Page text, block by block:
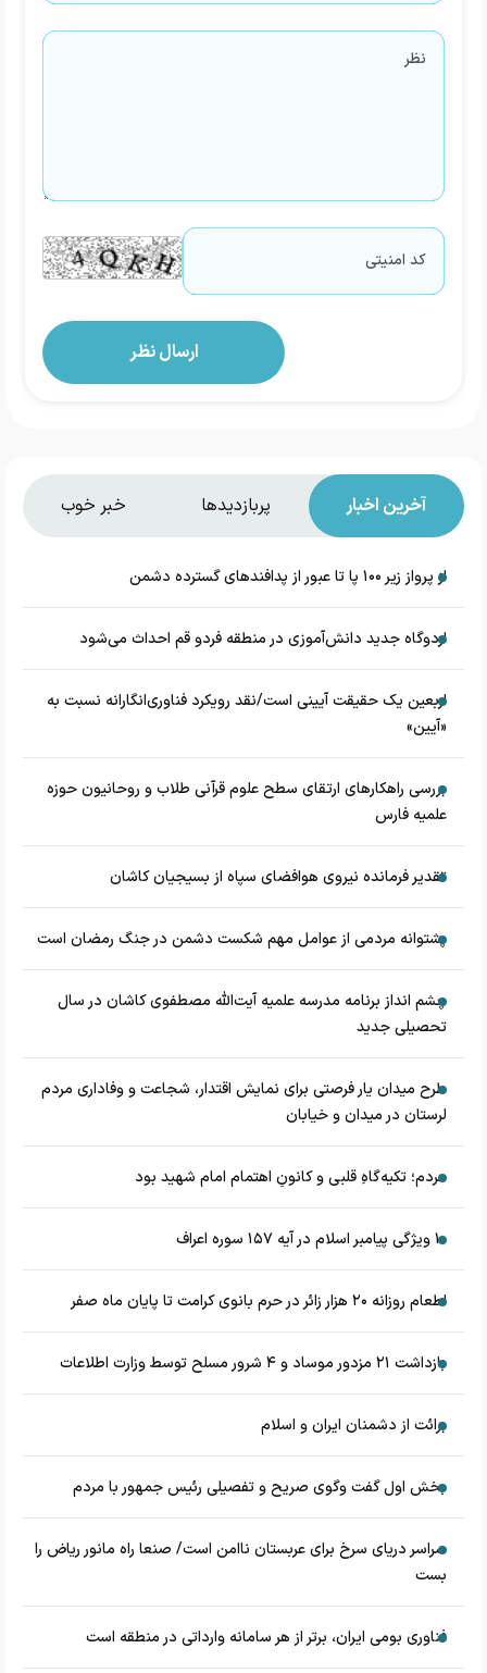
آخرین اخبار پربازدیدها خبر خوب
از پرواز زیر ۱۰۰ پا تا عبور از پدافند‌های گسترده دشمن
اردوگاه جدید دانش‌آموزی در منطقه فردو قم احداث می‌شود
اربعین یک حقیقت آیینی است/نقد رویکرد فناوری‌انگارانه نسبت به
«آیین»
بررسی راهکارهای ارتقای سطح علوم قرآنی طلاب و روحانیون حوزه
علمیه فارس
تقدیر فرمانده نیروی هوافضای سپاه از بسیجیان کاشان
پشتوانه مردمی از عوامل مهم شکست دشمن در جنگ رمضان است
چشم‌ انداز برنامه مدرسه علمیه آیت‌الله مصطفوی کاشان در سال
تحصیلی جدید
طرح میدان یار فرصتی برای نمایش اقتدار، شجاعت و وفاداری مردم
لرستان در میدان و خیابان
مردم؛ تکیه‌گاهِ قلبی و کانونِ اهتمام امام شهید بود
۱۰ ویژگی پیامبر اسلام در آیه ۱۵۷ سوره اعراف
اطعام روزانه ۲۰ هزار زائر در حرم بانوی کرامت تا پایان ماه صفر
بازداشت ۲۱ مزدور موساد و ۴ شرور مسلح توسط وزارت اطلاعات
برائت از دشمنان ایران و اسلام
بخش اول گفت وگوی صریح و تفصیلی رئیس جمهور با مردم
سراسر دریای سرخ برای عربستان ناامن است/ صنعا راه مانور ریاض را
بست
فناوری بومی ایران، برتر از هر سامانه وارداتی در منطقه است